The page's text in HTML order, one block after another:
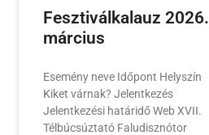
Fesztiválkalauz 2026.
március
Esemény neve Időpont Helyszín
Kiket várnak? Jelentkezés
Jelentkezési határidő Web XVII.
Télbúcsúztató Faludisznótor